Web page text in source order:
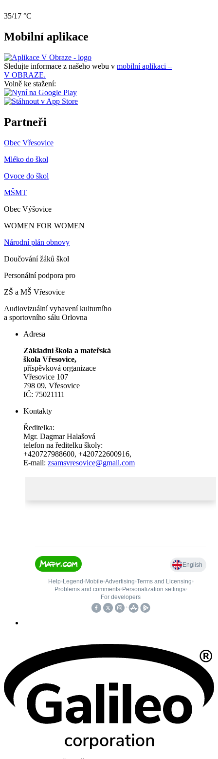
35/17 °C
Mobilní aplikace
Sledujte informace z našeho webu v mobilní aplikaci –
V OBRAZE.
Volně ke stažení:
Partneři
Obec Vřesovice
Mléko do škol
Ovoce do škol
MŠMT
Obec Výšovice
WOMEN FOR WOMEN
Národní plán obnovy
Doučování žáků škol
Personální podpora pro
ZŠ a MŠ Vřesovice
Audiovizuální vybavení kulturního
a sportovního sálu Orlovna
Adresa
Základní škola a mateřská
škola Vřesovice,
příspěvková organizace
Vřesovice 107
798 09, Vřesovice
IČ: 75021111
Kontakty
Ředitelka:
Mgr. Dagmar Halašová
telefon na ředitelku školy:
+420727988600, +420722600916,
E-mail: zsamsvresovice@gmail.com